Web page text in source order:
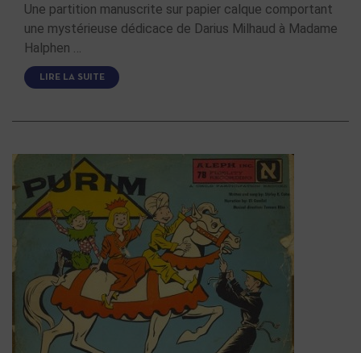
Une partition manuscrite sur papier calque comportant
une mystérieuse dédicace de Darius Milhaud à Madame
Halphen …
LIRE LA SUITE